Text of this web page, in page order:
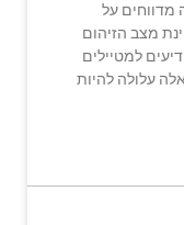
מדווחים על
מצב הזיהום
למטיילים
עלולה להיות